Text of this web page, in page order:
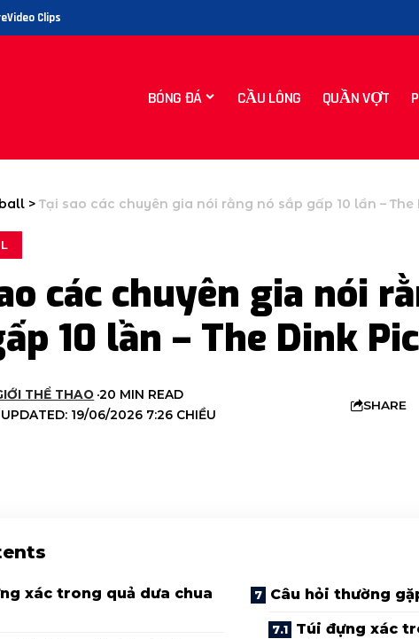
Video Clips
BÓNG ĐÁ CẦU LÔNG QUẦN VỢT
> Tại sao các chuyên gia nói rằng nó sắp gấp 10 lần –
các chuyên gia nói
10 lần – The Dink
19/06/2026 7:26 CHIỀU
THỂ THAO 20 MIN READ
SHARE
xác trong quả dưa chua
Câu hỏi thường
Túi đựng xác